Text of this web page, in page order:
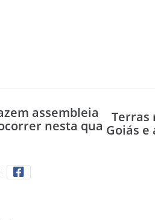
assembleia
nesta qua
Terras
Goiás e